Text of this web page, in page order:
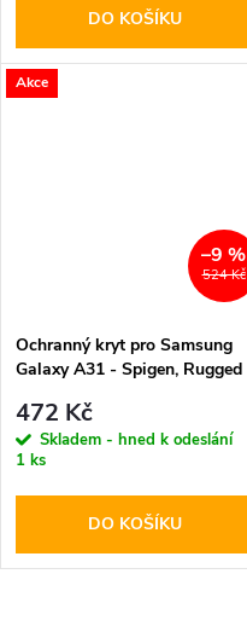
DO KOŠÍKU
Akce
524 Kč
–9 %
Ochranný kryt pro Samsung
Galaxy A31 - Spigen, Rugged
472 Kč
Skladem - hned k odeslání
1 ks
DO KOŠÍKU